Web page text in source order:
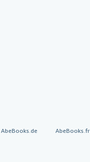
AbeBooks.de AbeBooks.fr